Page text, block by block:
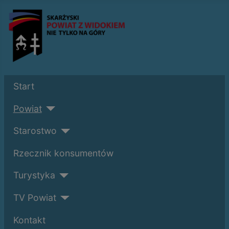
Start
Powiat
Starostwo
Rzecznik konsumentów
Turystyka
TV Powiat
Kontakt